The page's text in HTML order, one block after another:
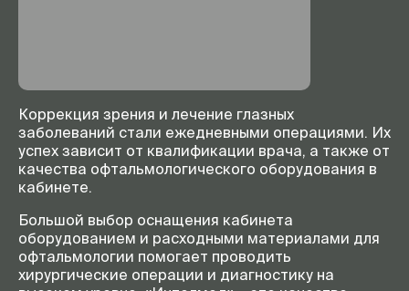
Коррекция зрения и лечение глазных
заболеваний стали ежедневными операциями. Их
успех зависит от квалификации врача, а также от
качества офтальмологического оборудования в
кабинете.
Большой выбор оснащения кабинета
оборудованием и расходными материалами для
офтальмологии помогает проводить
хирургические операции и диагностику на